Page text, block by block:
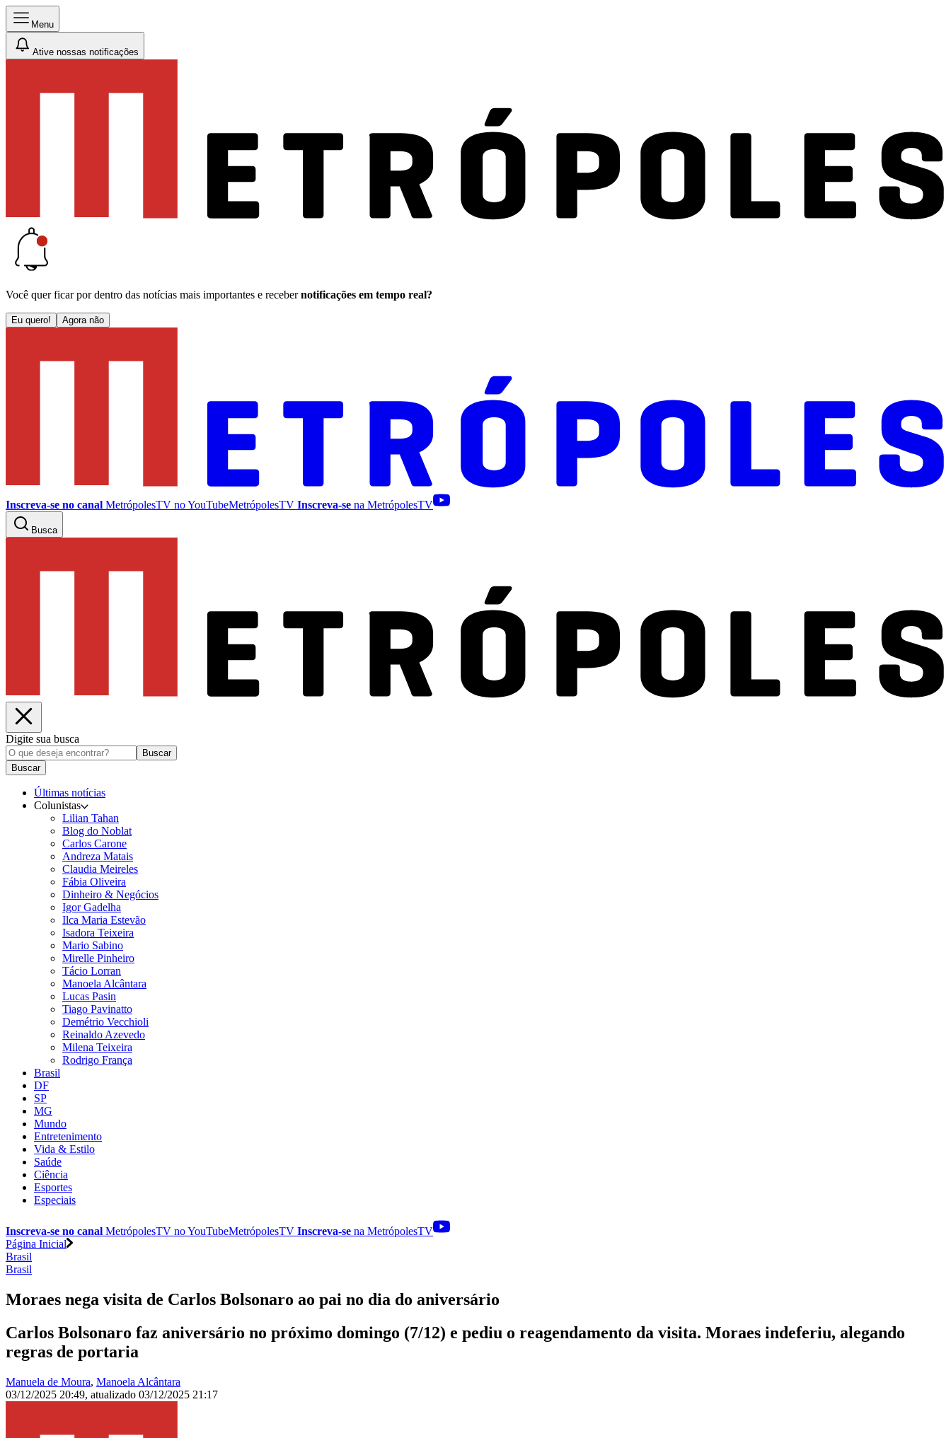
Menu
Ative nossas notificações
Você quer ficar por dentro das notícias mais importantes e receber notificações em tempo real?
Eu quero! Agora não
Inscreva-se no canal MetrópolesTV noYouTubeMetrópolesTV Inscreva-se na MetrópolesTV
Busca
Digite sua busca
Buscar
Buscar
Últimas notícias
Colunistas
Lilian Tahan
Blog do Noblat
Carlos Carone
Andreza Matais
Claudia Meireles
Fábia Oliveira
Dinheiro & Negócios
Igor Gadelha
Ilca Maria Estevão
Isadora Teixeira
Mario Sabino
Mirelle Pinheiro
Tácio Lorran
Manoela Alcântara
Lucas Pasin
Tiago Pavinatto
Demétrio Vecchioli
Reinaldo Azevedo
Milena Teixeira
Rodrigo França
Brasil
DF
SP
MG
Mundo
Entretenimento
Vida & Estilo
Saúde
Ciência
Esportes
Especiais
Inscreva-se no canal MetrópolesTV noYouTubeMetrópolesTV Inscreva-se na MetrópolesTV
Página Inicial
Brasil
Brasil
Moraes nega visita de Carlos Bolsonaro ao pai no dia do aniversário
Carlos Bolsonaro faz aniversário no próximo domingo (7/12) e pediu o reagendamento da visita. Moraes indeferiu, alegando
regras de portaria
Manuela de Moura, Manoela Alcântara
03/12/2025 20:49, atualizado 03/12/2025 21:17